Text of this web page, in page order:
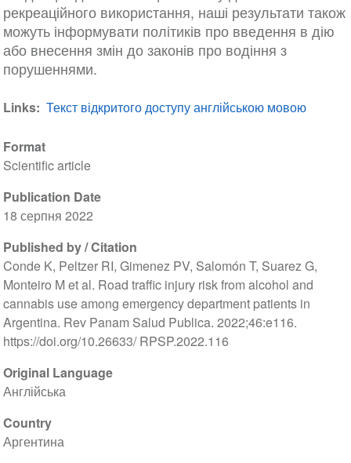
Format
Scientific article
Publication Date
18 серпня 2022
Published by / Citation
Conde K, Peltzer RI, Gimenez PV, Salomón T, Suarez G,
Monteiro M et al. Road traffic injury risk from alcohol and
cannabis use among emergency department patients in
Argentina. Rev Panam Salud Publica. 2022;46:e116.
https://doi.org/10.26633/ RPSP.2022.116
Original Language
Англійська
Country
Аргентина
рекреаційного використання, наші результати також
можуть інформувати політиків про введення в дію
або внесення змін до законів про водіння з
порушеннями.
Links Текст відкритого доступу англійською мовою